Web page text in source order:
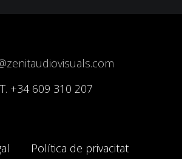
T. +34 609 310 207
Política de privacitat